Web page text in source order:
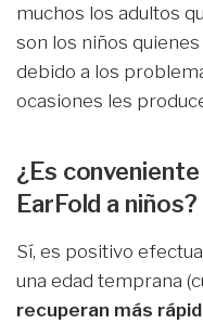
muchos los adultos
son los niños
debido a los
ocasiones les
¿Es
EarFold a niños?
Sí, es positivo
una edad temprana
recuperan más